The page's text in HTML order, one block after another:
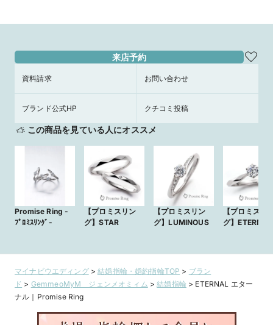
来店予約
資料請求 お問い合わせ
ブランド公式HP クチコミ投稿
この商品を見ている人にオススメ
Promise Ring -
ﾌﾟﾛﾐｽﾘﾝｸﾞ-
【プロミスリン
グ】STAR
【プロミスリン
グ】LUMINOUS
【プロミスリ
グ】ETERNAL
マイナビウエディング>結婚指輪・婚約指輪TOP > ブラン
ド > GemmeoMyM ジェンメオミィム >結婚指輪 > ETERNAL エター
ナル｜Promise Ring